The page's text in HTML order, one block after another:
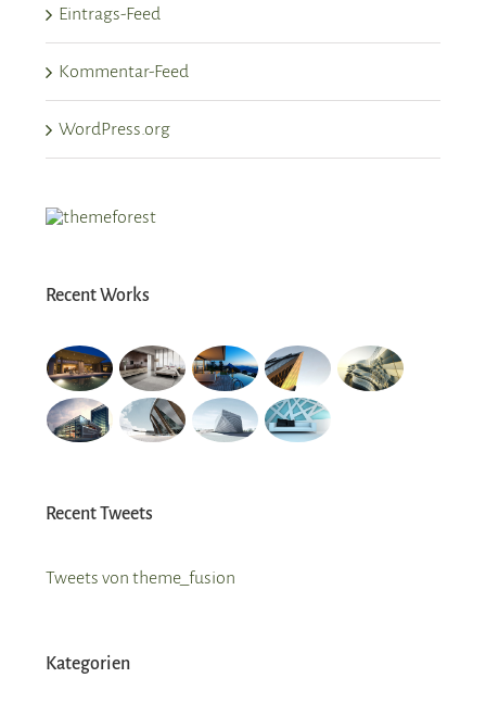
Eintrags-Feed
Kommentar-Feed
WordPress.org
Recent Works
Recent Tweets
Tweets von theme_fusion
Kategorien